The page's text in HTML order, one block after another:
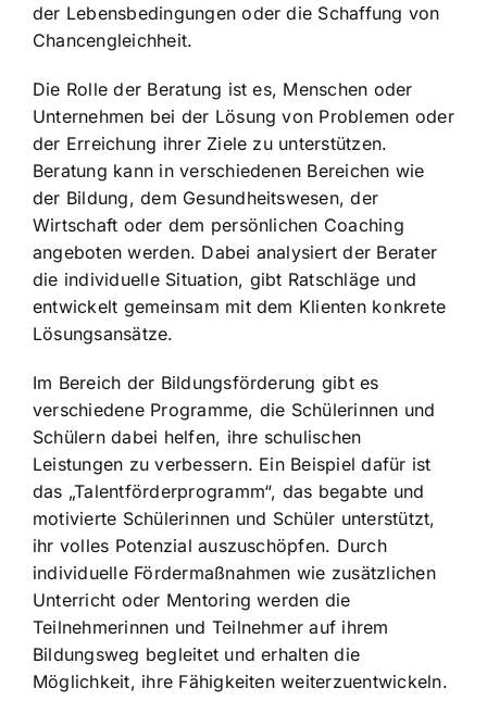
der Lebensbedingungen oder die Schaffung von
Chancengleichheit.
Die Rolle der Beratung ist es, Menschen oder
Unternehmen bei der Lösung von Problemen oder
der Erreichung ihrer Ziele zu unterstützen.
Beratung kann in verschiedenen Bereichen wie
der Bildung, dem Gesundheitswesen, der
Wirtschaft oder dem persönlichen Coaching
angeboten werden. Dabei analysiert der Berater
die individuelle Situation, gibt Ratschläge und
entwickelt gemeinsam mit dem Klienten konkrete
Lösungsansätze.
Im Bereich der Bildungsförderung gibt es
verschiedene Programme, die Schülerinnen und
Schülern dabei helfen, ihre schulischen
Leistungen zu verbessern. Ein Beispiel dafür ist
das „Talentförderprogramm“, das begabte und
motivierte Schülerinnen und Schüler unterstützt,
ihr volles Potenzial auszuschöpfen. Durch
individuelle Fördermaßnahmen wie zusätzlichen
Unterricht oder Mentoring werden die
Teilnehmerinnen und Teilnehmer auf ihrem
Bildungsweg begleitet und erhalten die
Möglichkeit, ihre Fähigkeiten weiterzuentwickeln.